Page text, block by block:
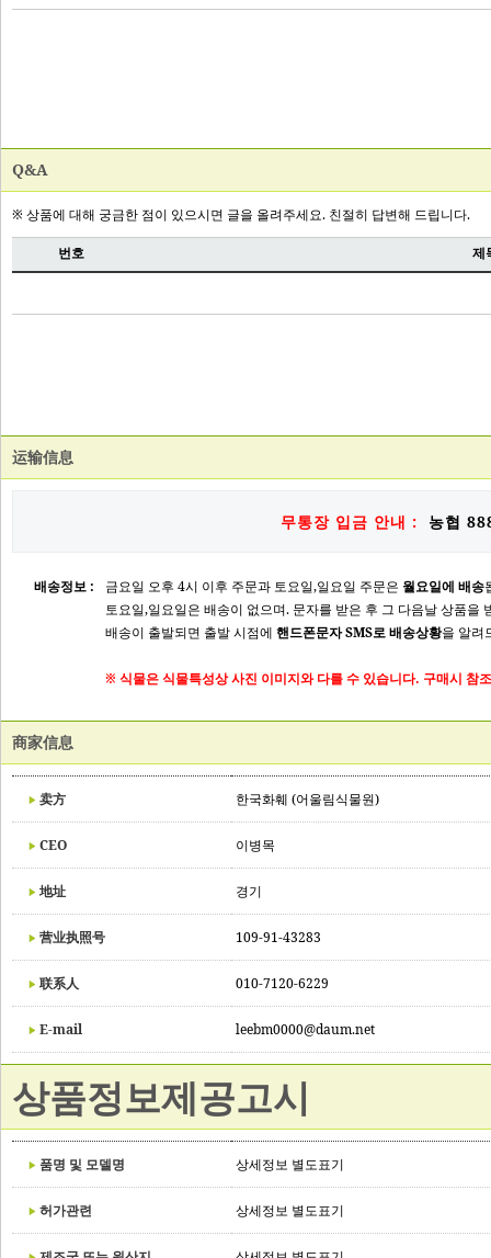
Q&A
运输信息
무통장 입금 안내 : 농협
배송정보 : 금요일 오후 4시 이후 주문과 토요일,일요일 주문은 월요일에 배송
토요일,일요일은 배송이 없으며. 문자를 받은 후 그 다음날 상품을
배송이 출발되면 출발 시점에 핸드폰문자 SMS로 배송상황을 알려
※ 식물은 식물특성상 사진 이미지와 다를 수 있습니다. 구매시 참
商家信息
卖方 한국화훼 (어울림식물원)
CEO 이병목
地址 경기
营业执照号 109-91-43283
联系人 010-7120-6229
E-mail leebm0000@daum.net
상품정보제공고시
품명 및 모델명 상세정보 별도표기
허가관련 상세정보 별도표기